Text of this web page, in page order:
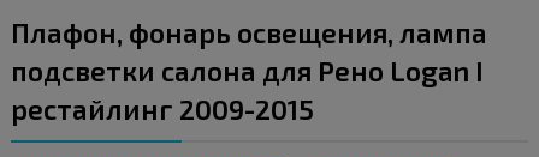
Плафон, фонарь освещения, лампа
подсветки салона для Рено Logan I
рестайлинг 2009-2015